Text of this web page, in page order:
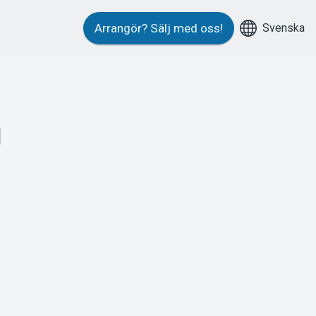
Arrangör? Sälj med oss! Svenska